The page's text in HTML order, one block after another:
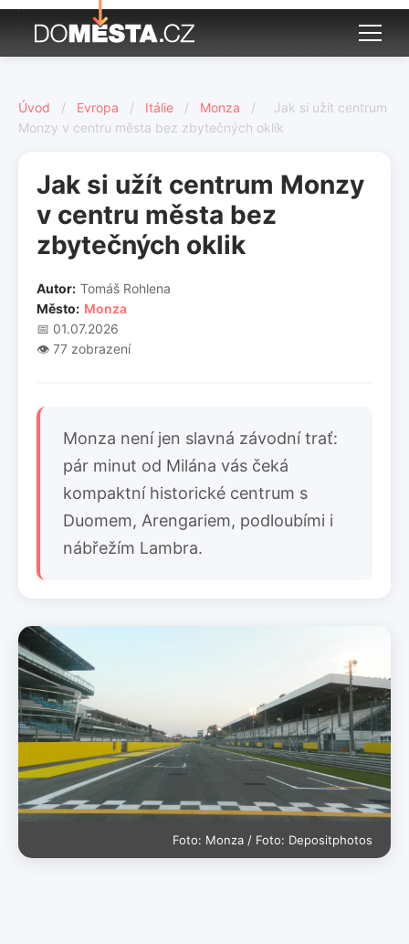
Úvod / Evropa / Itálie / Monza /
Jak si užít centrum
Monzy v centru města bez zbytečných oklik
Jak si užít centrum Monzy
v centru města bez
zbytečných oklik
Autor: Tomáš Rohlena
Město: Monza
📅 01.07.2026
👁️ 77 zobrazení
Monza není jen slavná závodní trať:
pár minut od Milána vás čeká
kompaktní historické centrum s
Duomem, Arengariem, podloubími i
nábřežím Lambra.
Foto: Monza / Foto: Depositphotos